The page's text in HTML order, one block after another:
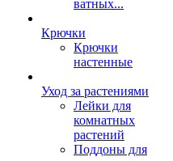
ватных...
Крючки
Крючки
настенные
Уход за растениями
Лейки для
комнатных
растений
Поддоны для